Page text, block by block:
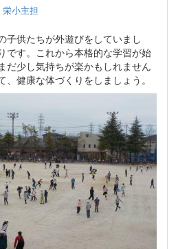
栄小主担
子供たちが外遊びをしていまし
です。これから本格的な学習が始
だ少し気持ちが楽かもしれません
健康な体づくりをしましょう。